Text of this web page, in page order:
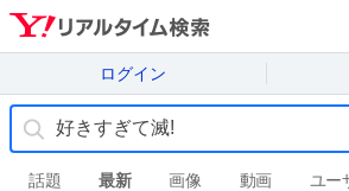
ログイン
話題 最新 画像 動画 ユー